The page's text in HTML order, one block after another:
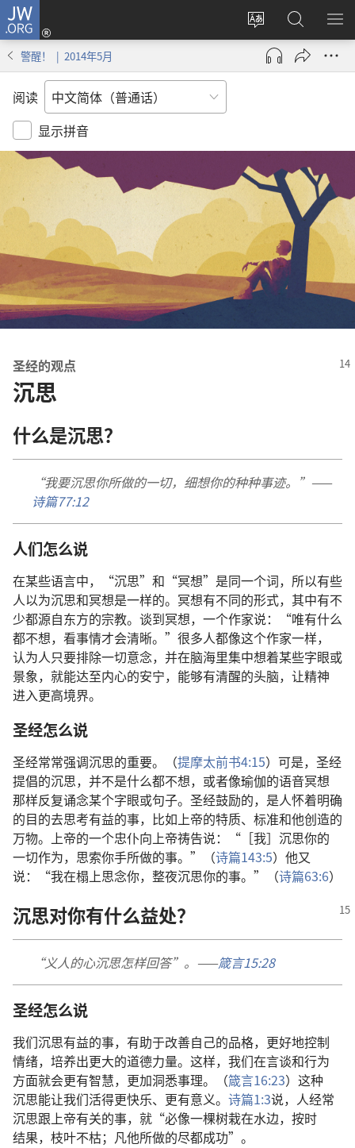
JW.ORG
更
改
网
登
录
（打
搜
索
JW.ORG
显
警醒！ | 2014年5月
阅读
显示拼音
圣经的观点
沉思
什么是沉思？
“我要沉思你所做的一切， 细想你的种种事迹。”——
诗篇77:12
人们怎么说
在某些语言中，“沉思” 和 “冥想” 是同一个词， 所以有些
人以为沉思和冥想是一样的。 冥想有不同的形式， 其中有不
少都源自东方的宗教。 谈到冥想， 一个作家说：“唯有什么
都不想， 看事情才会清晰。” 很多人都像这个作家一样，
认为人只要排除一切意念， 并在脑海里集中想着某些字眼或
景象， 就能达至内心的安宁， 能够有清醒的头脑， 让精神
进入更高境界。
圣经怎么说
圣经常常强调沉思的重要。（提摩太前书4:15） 可是， 圣经
提倡的沉思， 并不是什么都不想， 或者像瑜伽的语音冥想
那样反复诵念某个字眼或句子。 圣经鼓励的， 是人怀着明确
的目的去思考有益的事， 比如 上帝的特质、 标准和他创造的
万物。 上帝的一个忠仆向 上帝祷告说：“［我］ 沉思你的
一切作为， 思索你手所做的事。”（诗篇143:5） 他又
说：“我在榻 上思念你， 整夜沉思你的事。”（诗篇63:6）
沉思对你有什么益处？
“义人的心沉思怎样回答”。——箴言15:28
圣经怎么说
我们沉思有益的事， 有助于改善自己的品格， 更好地控制
情绪， 培养出更大的道德力量。 这样， 我们在言谈和行为
方面就会更有智慧， 更加洞悉事理。（箴言16:23） 这种
沉思能让我们活得更快乐、 更有意义。 诗篇1:3说， 人经常
沉思跟上帝有关的事， 就 “必像一棵树栽在水边， 按时
结果， 枝叶不枯； 凡他所做的尽都成功”。